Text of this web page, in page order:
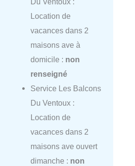
Location de
vacances dans 2
maisons ave à
domicile : non
renseigné
Service Les Balcons
Du Ventoux :
Location de
vacances dans 2
maisons ave ouvert
dimanche : non